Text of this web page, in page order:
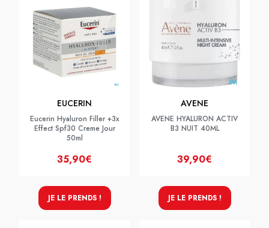
EUCERIN
Eucerin Hyaluron Filler +3x
Effect Spf30 Creme Jour
50ml
35,90€
JE LE PRENDS !
AVENE
AVENE HYALURON ACTIV
B3 NUIT 40ML
39,90€
JE LE PRENDS !